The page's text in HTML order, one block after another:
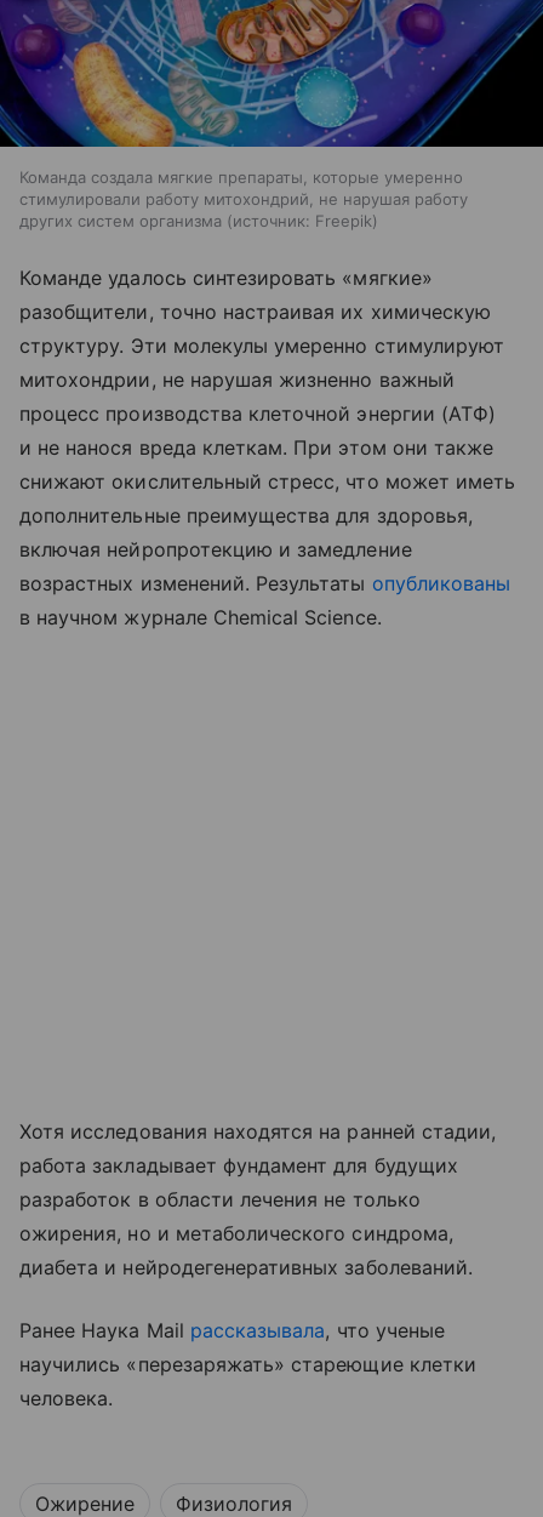
Команда создала мягкие препараты, которые умеренно
стимулировали работу митохондрий, не нарушая работу
других систем организма
источник: Freepik
Команде удалось синтезировать «мягкие»
разобщители, точно настраивая их химическую
структуру. Эти молекулы умеренно стимулируют
митохондрии, не нарушая жизненно важный
процесс производства клеточной энергии (АТФ)
и не нанося вреда клеткам. При этом они также
снижают окислительный стресс, что может иметь
дополнительные преимущества для здоровья,
включая нейропротекцию и замедление
возрастных изменений. Результаты опубликованы
в научном журнале Chemical Science.
Хотя исследования находятся на ранней стадии,
работа закладывает фундамент для будущих
разработок в области лечения не только
ожирения, но и метаболического синдрома,
диабета и нейродегенеративных заболеваний.
Ранее Наука Mail рассказывала, что ученые
научились «перезаряжать» стареющие клетки
человека.
Ожирение Физиология